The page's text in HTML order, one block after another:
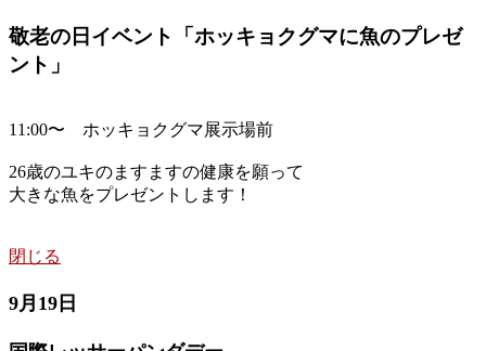
敬老の日イベント「ホッキョクグマに魚のプレゼ
ント」
11:00〜 ホッキョクグマ展示場前
26歳のユキのますますの健康を願って
大きな魚をプレゼントします！
閉じる
9月19日